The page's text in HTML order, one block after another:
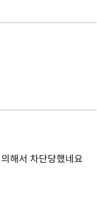
해서 차단당했네요